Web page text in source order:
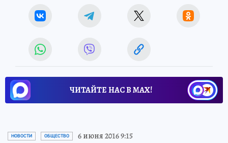
ЧИТАЙТЕ НАС В МАХ!
НОВОСТИ ОБЩЕСТВО 6 июня 2016 9:15